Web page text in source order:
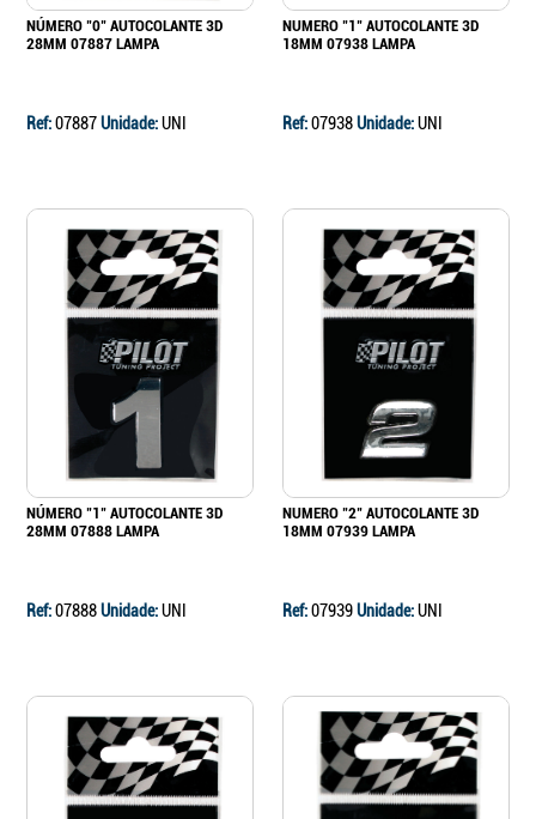
NÚMERO "0" AUTOCOLANTE 3D
28MM 07887 LAMPA
Ref:07887Unidade:UNI
NUMERO "1" AUTOCOLANTE 3D
18MM 07938 LAMPA
Ref:07938Unidade:UNI
NÚMERO "1" AUTOCOLANTE 3D
28MM 07888 LAMPA
Ref:07888Unidade:UNI
NUMERO "2" AUTOCOLANTE 3D
18MM 07939 LAMPA
Ref:07939Unidade:UNI